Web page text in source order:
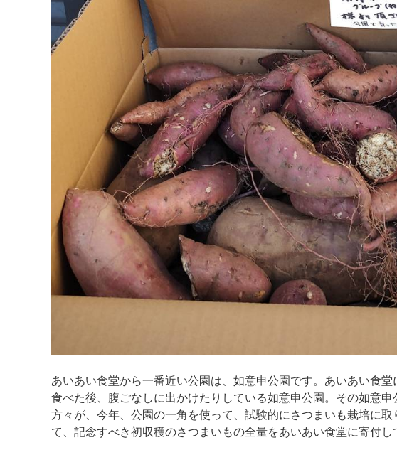
あいあい食堂から一番近い公園は、如意申公園です。あいあい食
食べた後、腹ごなしに出かけたりしている如意申公園。その如意
方々が、今年、公園の一角を使って、試験的にさつまいも栽培に
て、記念すべき初収穫のさつまいもの全量をあいあい食堂に寄付し